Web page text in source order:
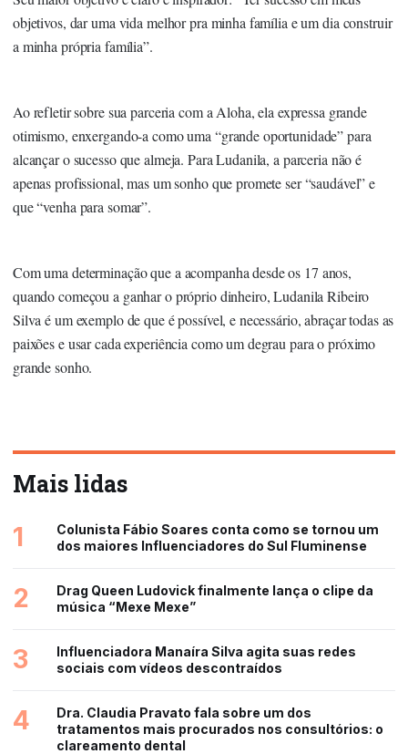
objetivos, dar uma vida melhor pra minha família e um dia construir
a minha própria família”.
Ao refletir sobre sua parceria com a Aloha, ela expressa grande
otimismo, enxergando-a como uma “grande oportunidade” para
alcançar o sucesso que almeja. Para Ludanila, a parceria não é
apenas profissional, mas um sonho que promete ser “saudável” e
que “venha para somar”.
Com uma determinação que a acompanha desde os 17 anos,
quando começou a ganhar o próprio dinheiro, Ludanila Ribeiro
Silva é um exemplo de que é possível, e necessário, abraçar todas as
paixões e usar cada experiência como um degrau para o próximo
grande sonho.
Mais lidas
1
Colunista Fábio Soares conta como se tornou um
dos maiores Influenciadores do Sul Fluminense
2
Drag Queen Ludovick finalmente lança o clipe da
música “Mexe Mexe”
3
Influenciadora Manaíra Silva agita suas redes
sociais com vídeos descontraídos
4
Dra. Claudia Pravato fala sobre um dos
tratamentos mais procurados nos consultórios: o
clareamento dental